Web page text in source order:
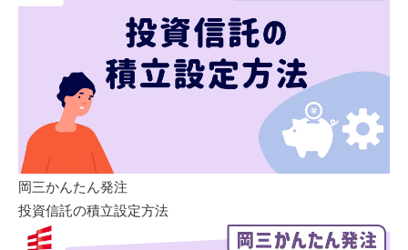
岡三かんたん発注
投資信託の積立設定方法